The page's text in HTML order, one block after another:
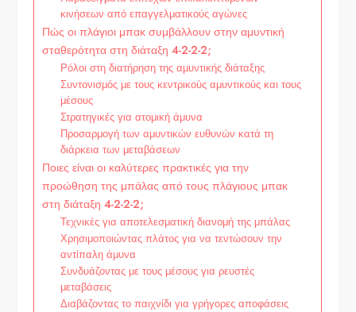
κινήσεων από επαγγελματικούς αγώνες
Πώς οι πλάγιοι μπακ συμβάλλουν στην αμυντική
σταθερότητα στη διάταξη 4-2-2-2;
Ρόλοι στη διατήρηση της αμυντικής διάταξης
Συντονισμός με τους κεντρικούς αμυντικούς και τους
μέσους
Στρατηγικές για ατομική άμυνα
Προσαρμογή των αμυντικών ευθυνών κατά τη
διάρκεια των μεταβάσεων
Ποιες είναι οι καλύτερες πρακτικές για την
προώθηση της μπάλας από τους πλάγιους μπακ
στη διάταξη 4-2-2-2;
Τεχνικές για αποτελεσματική διανομή της μπάλας
Χρησιμοποιώντας πλάτος για να τεντώσουν την
αντίπαλη άμυνα
Συνδυάζοντας με τους μέσους για ρευστές
μεταβάσεις
Διαβάζοντας το παιχνίδι για γρήγορες αποφάσεις